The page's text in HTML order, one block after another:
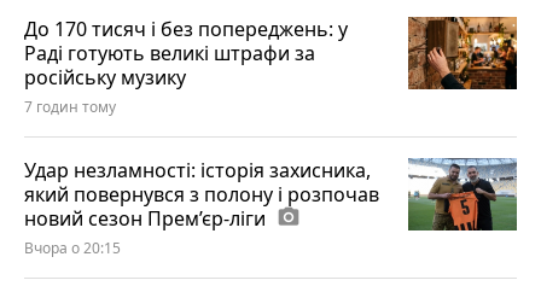
До 170 тисяч і без попереджень: у
Раді готують великі штрафи за
російську музику
7 годин тому
Удар незламності: історія захисника,
який повернувся з полону і розпочав
новий сезон Прем’єр-ліги photo_camera
Вчора о 20:15